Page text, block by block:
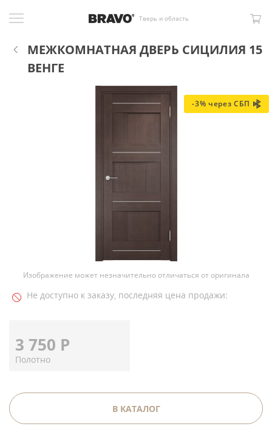
Тверь и область
МЕЖКОМНАТНАЯ ДВЕРЬ СИЦИЛИЯ 15
ВЕНГЕ
-3% через СБП
Изображение может незначительно отличаться от оригинала
Не доступно к заказу, последняя цена продажи:
3 750 Р
Полотно
В КАТАЛОГ